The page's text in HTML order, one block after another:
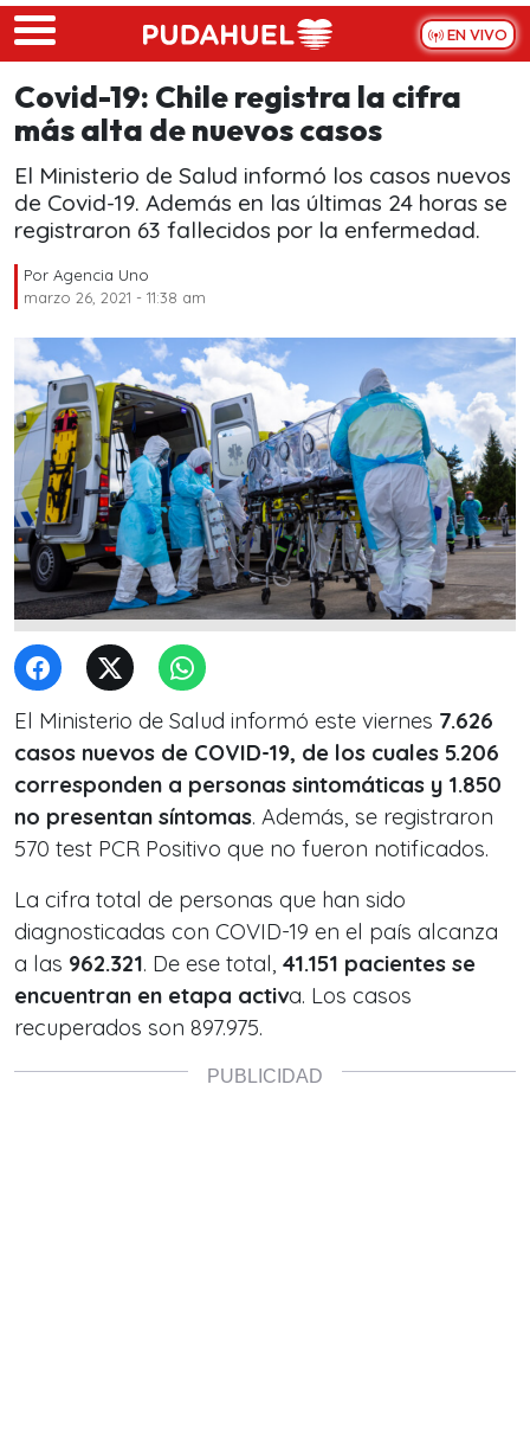
Skip to main content
EN VIVO
Covid-19: Chile registra la cifra
más alta de nuevos casos
El Ministerio de Salud informó los casos nuevos
de Covid-19. Además en las últimas 24 horas se
registraron 63 fallecidos por la enfermedad.
Por Agencia Uno
marzo 26, 2021 - 11:38 am
El Ministerio de Salud informó este viernes 7.626
casos nuevos de COVID-19, de los cuales 5.206
corresponden a personas sintomáticas y 1.850
no presentan síntomas. Además, se registraron
570 test PCR Positivo que no fueron notificados.
La cifra total de personas que han sido
diagnosticadas con COVID-19 en el país alcanza
a las 962.321. De ese total, 41.151 pacientes se
encuentran en etapa activa. Los casos
recuperados son 897.975.